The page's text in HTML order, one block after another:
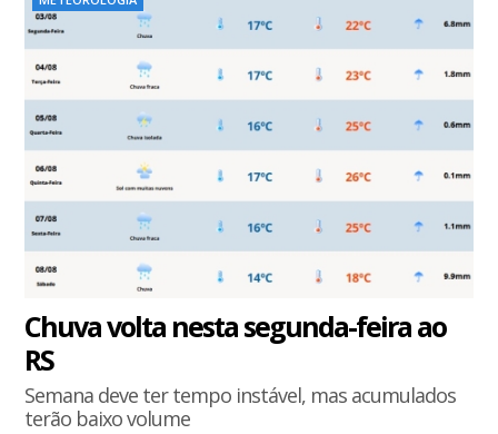
Chuva volta nesta segunda-feira ao
RS
Semana deve ter tempo instável, mas acumulados
terão baixo volume